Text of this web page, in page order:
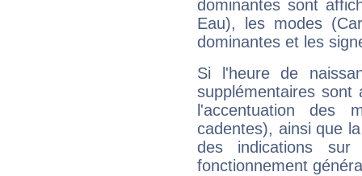
dominantes sont
Eau), les modes
dominantes et les
Si l'heure de
supplémentaires sont
l'accentuation des
cadentes), ainsi que
des indications sur
fonctionnement